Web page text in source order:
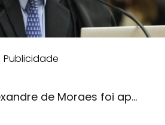
Publicidade
de Moraes foi ap…